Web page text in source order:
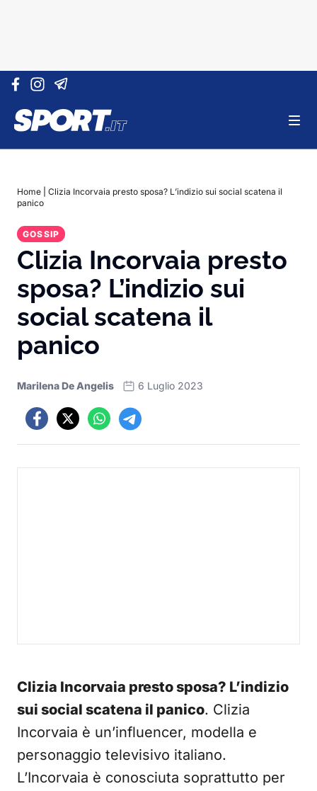
Vai al contenuto
Home
Clizia Incorvaia presto sposa? L’indizio sui social scatena il
panico
GOSSIP
Clizia Incorvaia presto
sposa? L’indizio sui
social scatena il
panico
Marilena De Angelis 6 Luglio 2023
Clizia Incorvaia presto sposa? L’indizio
sui social scatena il panico. Clizia
Incorvaia è un’influencer, modella e
personaggio televisivo italiano.
L’Incorvaia è conosciuta soprattutto per